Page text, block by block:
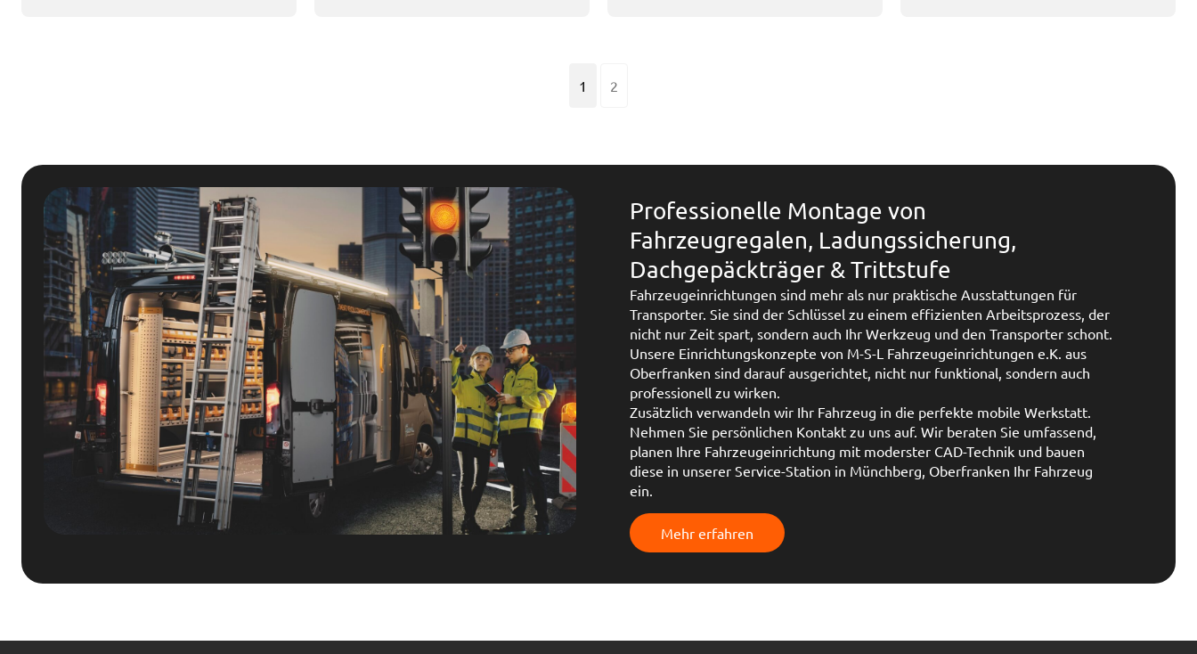
1 2
Professionelle Montage von
Fahrzeugregalen, Ladungssicherung,
Dachgepäckträger & Trittstufe
Fahrzeugeinrichtungen sind mehr als nur praktische Ausstattungen für
Transporter. Sie sind der Schlüssel zu einem effizienten Arbeitsprozess, der
nicht nur Zeit spart, sondern auch Ihr Werkzeug und den Transporter schont.
Unsere Einrichtungskonzepte von M-S-L Fahrzeugeinrichtungen e.K. aus
Oberfranken sind darauf ausgerichtet, nicht nur funktional, sondern auch
professionell zu wirken.
Zusätzlich verwandeln wir Ihr Fahrzeug in die perfekte mobile Werkstatt.
Nehmen Sie persönlichen Kontakt zu uns auf. Wir beraten Sie umfassend,
planen Ihre Fahrzeugeinrichtung mit moderster CAD-Technik und bauen
diese in unserer Service-Station in Münchberg, Oberfranken Ihr Fahrzeug
ein.
Mehr erfahren